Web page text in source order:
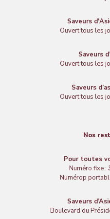
Saveurs
Ouvert tous les
Saveurs
Ouvert tous les
Saveurs
Ouvert tous les
Nos
Pour toutes
Numéro fixe :
Numérop
Saveurs
Boulevard du